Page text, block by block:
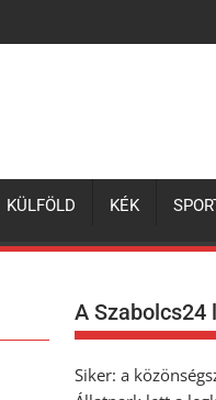
KÜLFÖLD KÉK
A Szabolcs24
Siker: a